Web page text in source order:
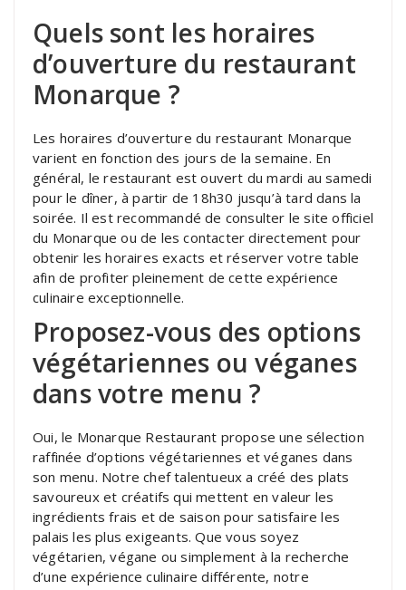
Quels sont les horaires
d’ouverture du restaurant
Monarque ?
Les horaires d’ouverture du restaurant Monarque
varient en fonction des jours de la semaine. En
général, le restaurant est ouvert du mardi au samedi
pour le dîner, à partir de 18h30 jusqu’à tard dans la
soirée. Il est recommandé de consulter le site officiel
du Monarque ou de les contacter directement pour
obtenir les horaires exacts et réserver votre table
afin de profiter pleinement de cette expérience
culinaire exceptionnelle.
Proposez-vous des options
végétariennes ou véganes
dans votre menu ?
Oui, le Monarque Restaurant propose une sélection
raffinée d’options végétariennes et véganes dans
son menu. Notre chef talentueux a créé des plats
savoureux et créatifs qui mettent en valeur les
ingrédients frais et de saison pour satisfaire les
palais les plus exigeants. Que vous soyez
végétarien, végane ou simplement à la recherche
d’une expérience culinaire différente, notre